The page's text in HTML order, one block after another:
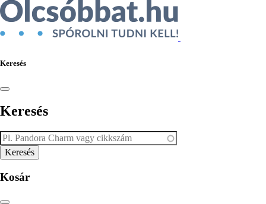
Keresés
Keresés
Kosár